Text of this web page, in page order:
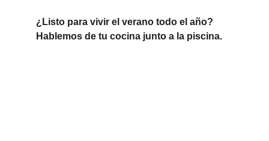
¿Listo para vivir el verano todo el año?
Hablemos de tu cocina junto a la piscina.